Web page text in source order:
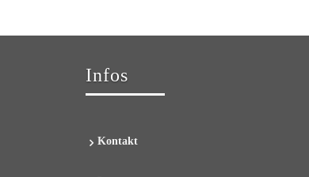
Infos
Kontakt